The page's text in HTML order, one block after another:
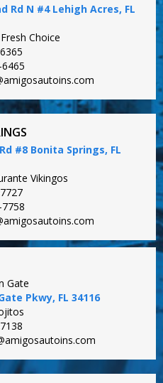
Rd N #4 Lehigh Acres, FL
Choice
#8 Bonita Springs, FL
Vikingos
Gate
Pkwy, FL 34116